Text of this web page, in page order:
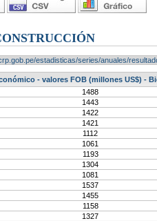
estadisticas/series/anuales/
- valores FOB (millones US$) -
1488
1443
1422
1421
1112
1061
1193
1304
1081
1537
1455
1158
1327